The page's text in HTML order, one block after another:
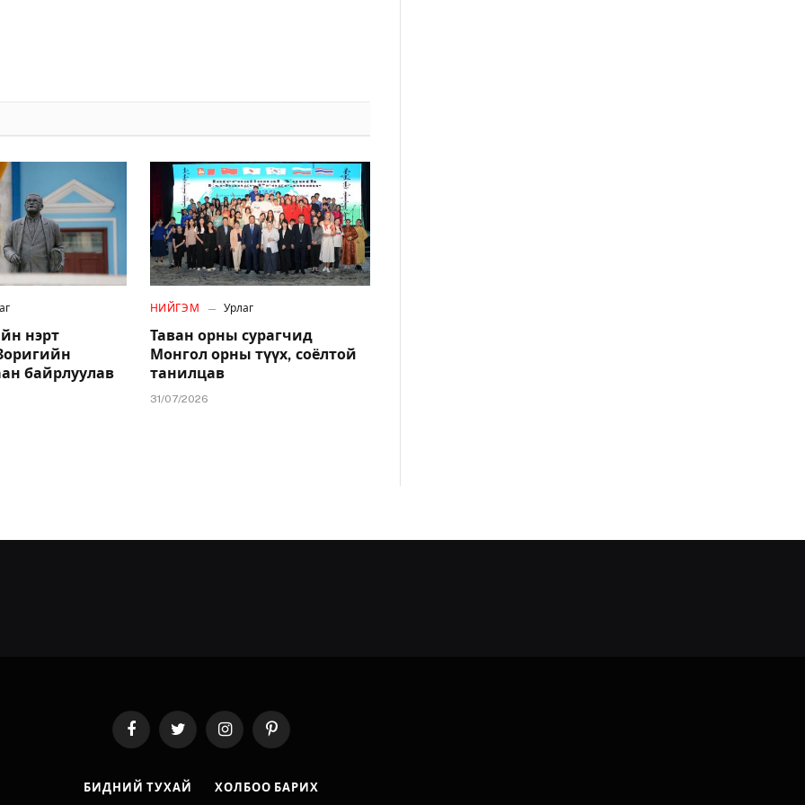
нэрт
байрлуулав
НИЙГЭМ Урлаг
Таван орны сурагчид
Монгол орны түүх, соёлтой
танилцав
31/07/2026
FacebookTwitter InstagramPinterest
БИДНИЙ ТУХАЙ ХОЛБОО БАРИХ